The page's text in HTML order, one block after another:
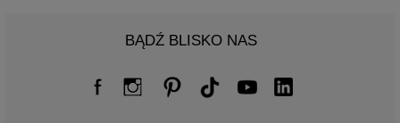
BĄDŹ BLISKO NAS